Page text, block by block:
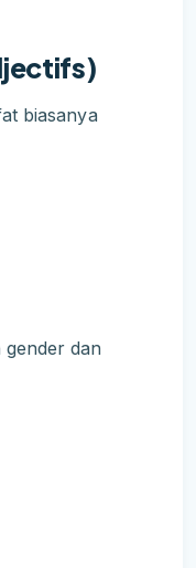
biasanya
dan